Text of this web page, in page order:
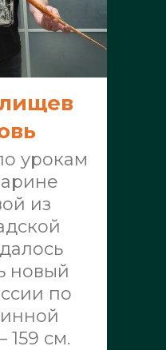
урокам
из
новый
по
см.